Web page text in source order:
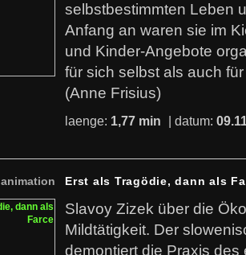
selbstbestimmten Leben
Anfang an waren sie im
und Kinder-Angebote
für sich selbst als auch
(Anne Frisius)
laenge: 1,77 min | datum:
animation Erst als Tragödie, dann als
Slavoy Zizek über die
Mildtätigkeit. Der
demontiert die Praxis des